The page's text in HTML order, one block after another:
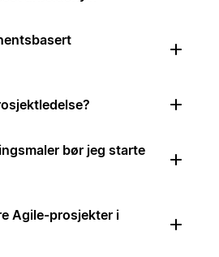
bør jeg starte
Agile-prosjekter i